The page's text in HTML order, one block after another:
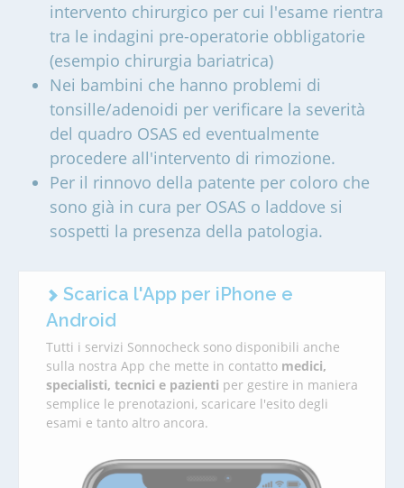
intervento chirurgico per cui l'esame rientra
tra le indagini pre-operatorie obbligatorie
(esempio chirurgia bariatrica)
Nei bambini che hanno problemi di
tonsille/adenoidi per verificare la severità
del quadro OSAS ed eventualmente
procedere all'intervento di rimozione.
Per il rinnovo della patente per coloro che
sono già in cura per OSAS o laddove si
sospetti la presenza della patologia.
Scarica l'App per iPhone e
Android
Tutti i servizi Sonnocheck sono disponibili anche
sulla nostra App che mette in contatto medici,
specialisti, tecnici e pazienti per gestire in maniera
semplice le prenotazioni, scaricare l'esito degli
esami e tanto altro ancora.